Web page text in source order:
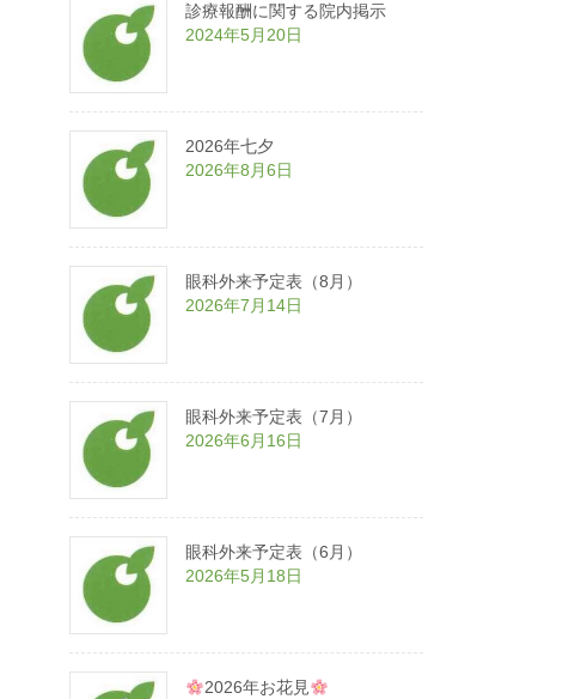
診療報酬に関する院内掲示
2024年5月20日
2026年七夕
2026年8月6日
眼科外来予定表（8月）
2026年7月14日
眼科外来予定表（7月）
2026年6月16日
眼科外来予定表（6月）
2026年5月18日
2026年お花見